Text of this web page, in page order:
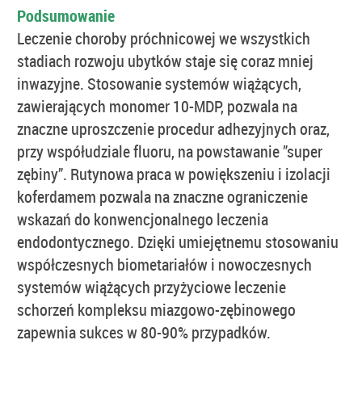
Podsumowanie
Leczenie choroby próchnicowej we wszystkich
stadiach rozwoju ubytków staje się coraz mniej
inwazyjne. Stosowanie systemów wiążących,
zawierających monomer 10-MDP, pozwala na
znaczne uproszczenie procedur adhezyjnych oraz,
przy współudziale fluoru, na powstawanie ”super
zębiny”. Rutynowa praca w powiększeniu i izolacji
koferdamem pozwala na znaczne ograniczenie
wskazań do konwencjonalnego leczenia
endodontycznego. Dzięki umiejętnemu stosowaniu
współczesnych biometariałów i nowoczesnych
systemów wiążących przyżyciowe leczenie
schorzeń kompleksu miazgowo-zębinowego
zapewnia sukces w 80-90% przypadków.